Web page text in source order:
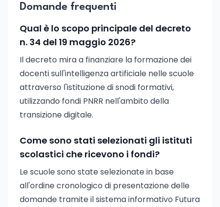
Domande frequenti
Qual è lo scopo principale del decreto
n. 34 del 19 maggio 2026?
Il decreto mira a finanziare la formazione dei
docenti sull'intelligenza artificiale nelle scuole
attraverso l'istituzione di snodi formativi,
utilizzando fondi PNRR nell'ambito della
transizione digitale.
Come sono stati selezionati gli istituti
scolastici che ricevono i fondi?
Le scuole sono state selezionate in base
all'ordine cronologico di presentazione delle
domande tramite il sistema informativo Futura